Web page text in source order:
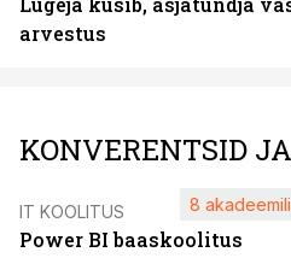
arvestus
KONVERENTSID
IT KOOLITUS
Power BI baaskoolitus
8